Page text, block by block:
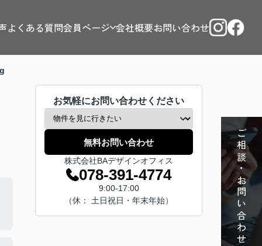
よくある質問会員ページ 会社概要お問い合わせ
ご相談・お問い合わせ
お気軽にお問い合わせください
無料お問い合わせ
株式会社BAデザインオフィス
078-391-4774
9:00-17:00
（休： 土日祝日・年末年始）